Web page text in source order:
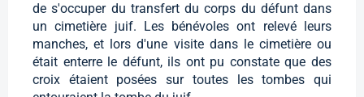
de s'occuper du transfert du corps du défunt dans
un cimetière juif. Les bénévoles ont relevé leurs
manches, et lors d'une visite dans le cimetière ou
était enterre le défunt, ils ont pu constate que des
croix étaient posées sur toutes les tombes qui